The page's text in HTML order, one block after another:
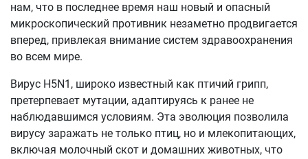
нам, что в последнее время наш новый и опасный
микроскопический противник незаметно продвигается
вперед, привлекая внимание систем здравоохранения
во всем мире.
Вирус H5N1, широко известный как птичий грипп,
претерпевает мутации, адаптируясь к ранее не
наблюдавшимся условиям. Эта эволюция позволила
вирусу заражать не только птиц, но и млекопитающих,
включая молочный скот и домашних животных, что